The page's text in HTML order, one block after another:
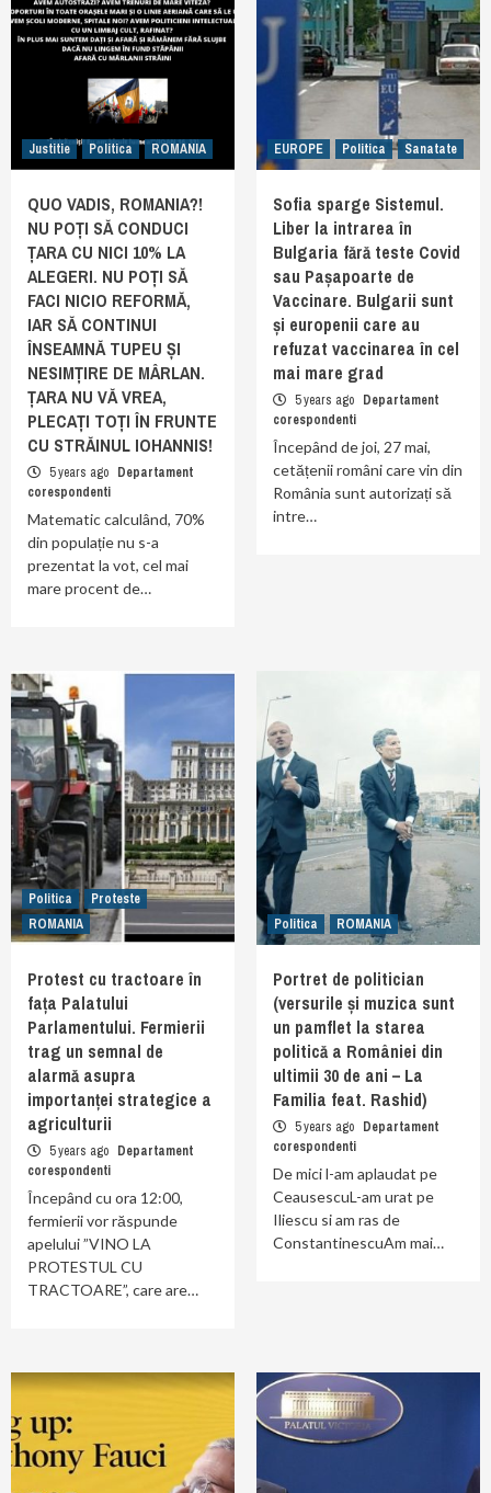
Justitie Politica ROMANIA
QUO VADIS, ROMANIA?!
NU POȚI SĂ CONDUCI
ȚARA CU NICI 10% LA
ALEGERI. NU POȚI SĂ
FACI NICIO REFORMĂ,
IAR SĂ CONTINUI
ÎNSEAMNĂ TUPEU ȘI
NESIMȚIRE DE MÂRLAN.
ȚARA NU VĂ VREA,
PLECAȚI TOȚI ÎN FRUNTE
CU STRĂINUL IOHANNIS!
5 years ago Departament
corespondenti
Matematic calculând, 70%
din populație nu s-a
prezentat la vot, cel mai
mare procent de…
EUROPE Politica Sanatate
Sofia sparge Sistemul.
Liber la intrarea în
Bulgaria fără teste Covid
sau Pașapoarte de
Vaccinare. Bulgarii sunt
și europenii care au
refuzat vaccinarea în cel
mai mare grad
5 years ago Departament
corespondenti
Începând de joi, 27 mai,
cetățenii români care vin din
România sunt autorizați să
intre…
Politica
Proteste
ROMANIA
Protest cu tractoare în
fața Palatului
Parlamentului. Fermierii
trag un semnal de
alarmă asupra
importanței strategice a
agriculturii
5 years ago Departament
corespondenti
Începând cu ora 12:00,
fermierii vor răspunde
apelului ”VINO LA
PROTESTUL CU
TRACTOARE”, care are…
Politica ROMANIA
Portret de politician
(versurile și muzica sunt
un pamflet la starea
politică a României din
ultimii 30 de ani – La
Familia feat. Rashid)
5 years ago Departament
corespondenti
De mici l-am aplaudat pe
CeausescuL-am urat pe
Iliescu si am ras de
ConstantinescuAm mai…